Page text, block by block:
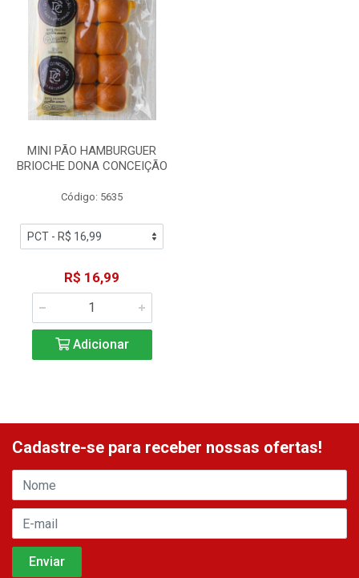
MINI PÃO HAMBURGUER
BRIOCHE DONA CONCEIÇÃO
Código: 5635
R$ 16,99
Adicionar
Cadastre-se para receber nossas ofertas!